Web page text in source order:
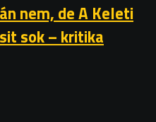
nem, de A Keleti
sok – kritika